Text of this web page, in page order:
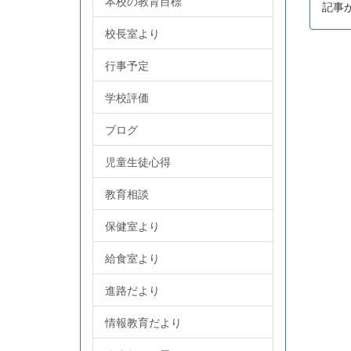
記事
校長室より
行事予定
学校評価
ブログ
児童生徒心得
教育相談
保健室より
給食室より
進路だより
情報教育だより